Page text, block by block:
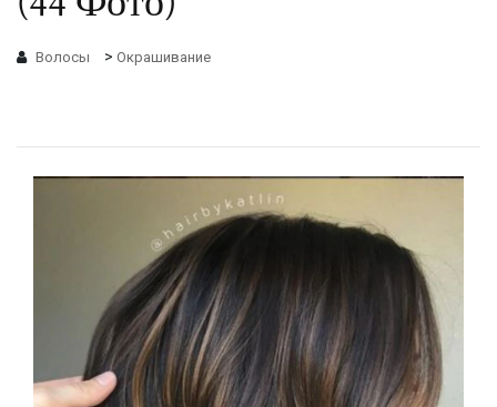
Волосы > Окрашивание